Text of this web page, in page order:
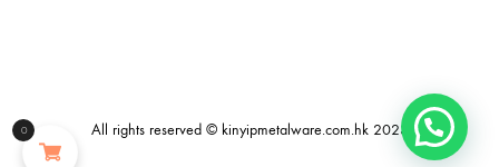
All rights reserved © kinyipmetalware.com.hk 2023
0